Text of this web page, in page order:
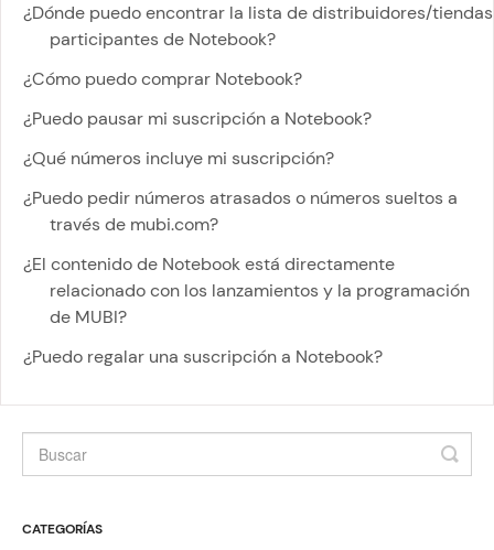
¿Dónde puedo encontrar la lista de distribuidores/tiendas
participantes de Notebook?
¿Cómo puedo comprar Notebook?
¿Puedo pausar mi suscripción a Notebook?
¿Qué números incluye mi suscripción?
¿Puedo pedir números atrasados o números sueltos a
través de mubi.com?
¿El contenido de Notebook está directamente
relacionado con los lanzamientos y la programación
de MUBI?
¿Puedo regalar una suscripción a Notebook?
CATEGORÍAS